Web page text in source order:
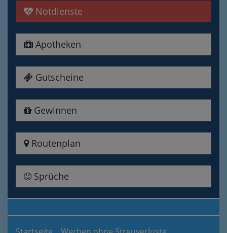
Notdienste
Apotheken
Gutscheine
Gewinnen
Routenplan
Sprüche